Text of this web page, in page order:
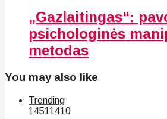
„Gazlaitingas“:
psichologinės
metodas
You may also like
Trending
14511410